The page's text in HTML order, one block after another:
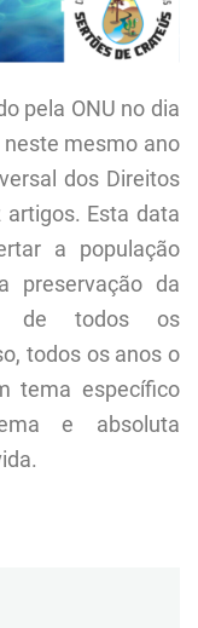
pela ONU no dia
mesmo ano
dos Direitos
Esta data
a população
preservação da
de todos os
todos os anos o
tema específico
e absoluta